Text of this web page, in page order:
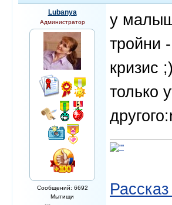
Lubanya
Администратор
Сообщений: 6692
Мытищи
у
тройни
кризис
только